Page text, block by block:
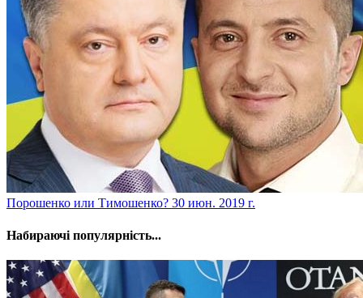
​Порошенко или Тимошенко? 30 июн. 2019 г.
Набираючі популярність...